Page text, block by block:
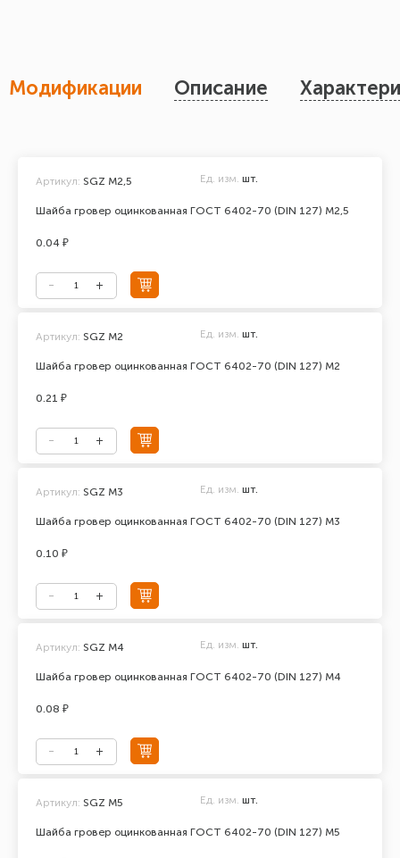
Модификации Описание
Шайба гровер оцинкованная ГОСТ 6402-70 (DIN 127) М2,5
Артикул: SGZ M2,5 Ед. изм. шт.
0.04 ₽
Шайба гровер оцинкованная ГОСТ 6402-70 (DIN 127) М2
Артикул: SGZ M2 Ед. изм. шт.
0.21 ₽
Шайба гровер оцинкованная ГОСТ 6402-70 (DIN 127) М3
Артикул: SGZ M3 Ед. изм. шт.
0.10 ₽
Шайба гровер оцинкованная ГОСТ 6402-70 (DIN 127) М4
Артикул: SGZ M4 Ед. изм. шт.
0.08 ₽
Шайба гровер оцинкованная ГОСТ 6402-70 (DIN 127) М5
Артикул: SGZ M5 Ед. изм. шт.